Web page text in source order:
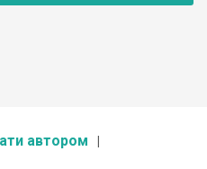
автором